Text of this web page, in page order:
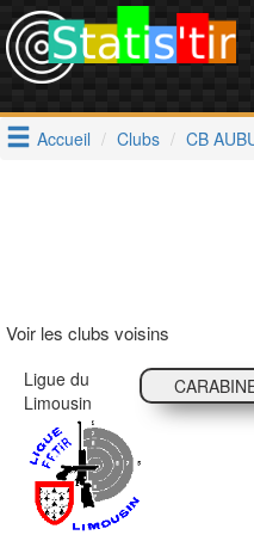
Accueil Clubs CB
Voir les clubs voisins
Ligue du
Limousin